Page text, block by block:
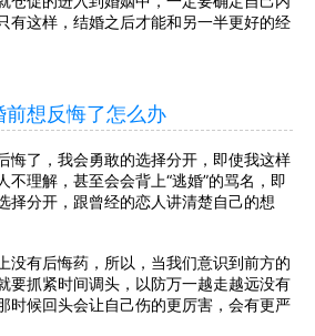
有这样，结婚之后才能和另一半更好的经
想反悔了怎么办
了，我会勇敢的选择分开，即使我这样
不理解，甚至会会背上“逃婚”的骂名，即
择分开，跟曾经的恋人讲清楚自己的想
有后悔药，所以，当我们意识到前方的
要抓紧时间调头，以防万一越走越远没有
时候回头会让自己伤的更厉害，会有更严